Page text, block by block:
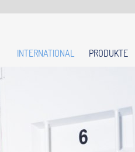
INTERNATIONAL PRODUKTE